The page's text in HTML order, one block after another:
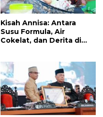
Kisah Annisa: Antara
Susu Formula, Air
Cokelat, dan Derita di